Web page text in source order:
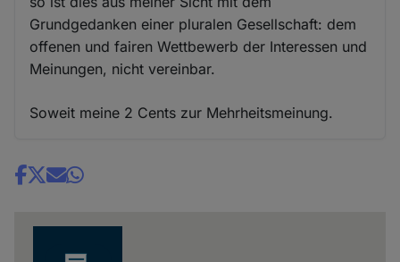
Grundgedanken einer pluralen Gesellschaft: dem
offenen und fairen Wettbewerb der Interessen und
Meinungen, nicht vereinbar.
Soweit meine 2 Cents zur Mehrheitsmeinung.
Share